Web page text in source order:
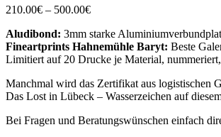
210.00€ – 500.00€Price
210.00€
through
500.00€
Aludibond: 3mm starke
Fineartprints Hahnemühle Baryt: Beste
Limitiert auf 20 Drucke je Material,
Manchmal wird das Zertifikat aus logistischen
Das Lost in Lübeck – Wasserzeichen auf
Bei Fragen und Beratungswünschen einfach